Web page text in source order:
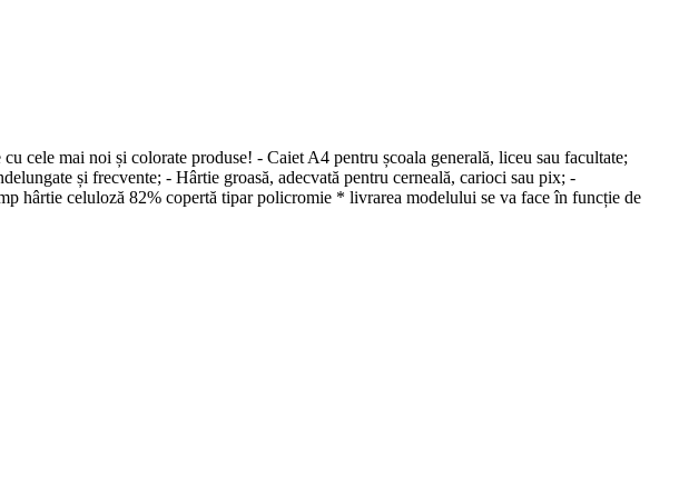
cele mai noi și colorate produse! - Caiet A4 pentru școala generală, liceu sau facultate;
și frecvente; - Hârtie groasă, adecvată pentru cerneală, carioci sau pix; -
hârtie celuloză 82% copertă tipar policromie * livrarea modelului se va face în funcție de